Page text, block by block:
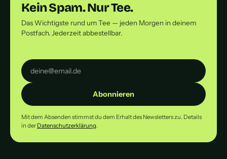
Kein Spam. Nur Tee.
Das Wichtigste rund um Tee — jeden Morgen in deinem
Postfach. Jederzeit abbestellbar.
Abonnieren
Mit dem Absenden stimmst du dem Erhalt des Newsletters zu. Details
in der Datenschutzerklärung.